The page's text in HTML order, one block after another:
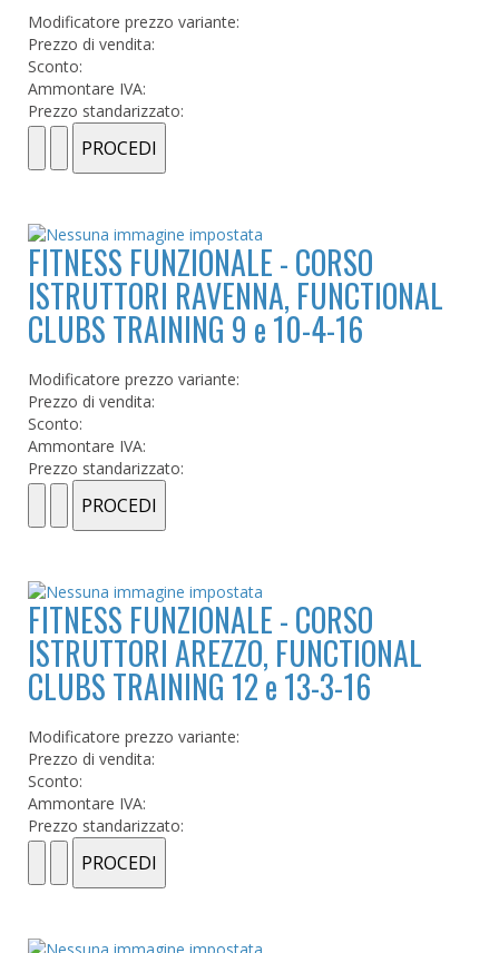
Modificatore prezzo variante:
Prezzo di vendita:
Sconto:
Ammontare IVA:
Prezzo standarizzato:
FITNESS FUNZIONALE - CORSO
ISTRUTTORI RAVENNA, FUNCTIONAL
CLUBS TRAINING 9 e 10-4-16
Modificatore prezzo variante:
Prezzo di vendita:
Sconto:
Ammontare IVA:
Prezzo standarizzato:
FITNESS FUNZIONALE - CORSO
ISTRUTTORI AREZZO, FUNCTIONAL
CLUBS TRAINING 12 e 13-3-16
Modificatore prezzo variante:
Prezzo di vendita:
Sconto:
Ammontare IVA:
Prezzo standarizzato: